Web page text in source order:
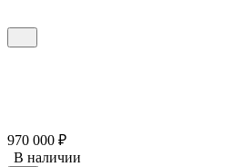
970 000 ₽
В наличии